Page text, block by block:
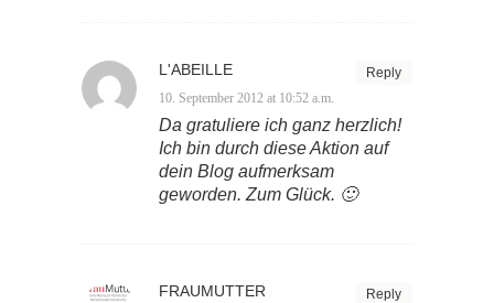
Reply
L'ABEILLE
10. September 2012 at 10:52 a.m.
Da gratuliere ich ganz herzlich!
Ich bin durch diese Aktion auf
dein Blog aufmerksam
geworden. Zum Glück. 🙂
Reply
FRAUMUTTER